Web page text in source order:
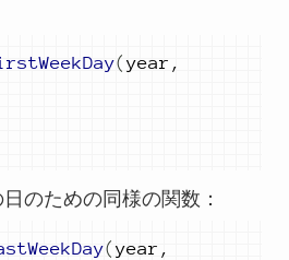
( year ,
のための同様の関数：
( year ,